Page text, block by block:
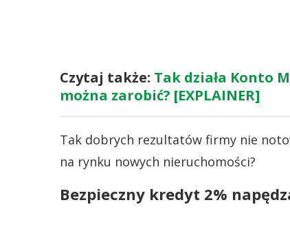
Czytaj także: Tak działa Konto
można zarobić? [EXPLAINER]
Tak dobrych rezultatów firmy nie
na rynku nowych nieruchomości?
Bezpieczny kredyt 2%